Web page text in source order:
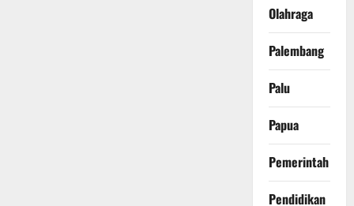
Olahraga
Palembang
Palu
Papua
Pemerintah
Pendidikan